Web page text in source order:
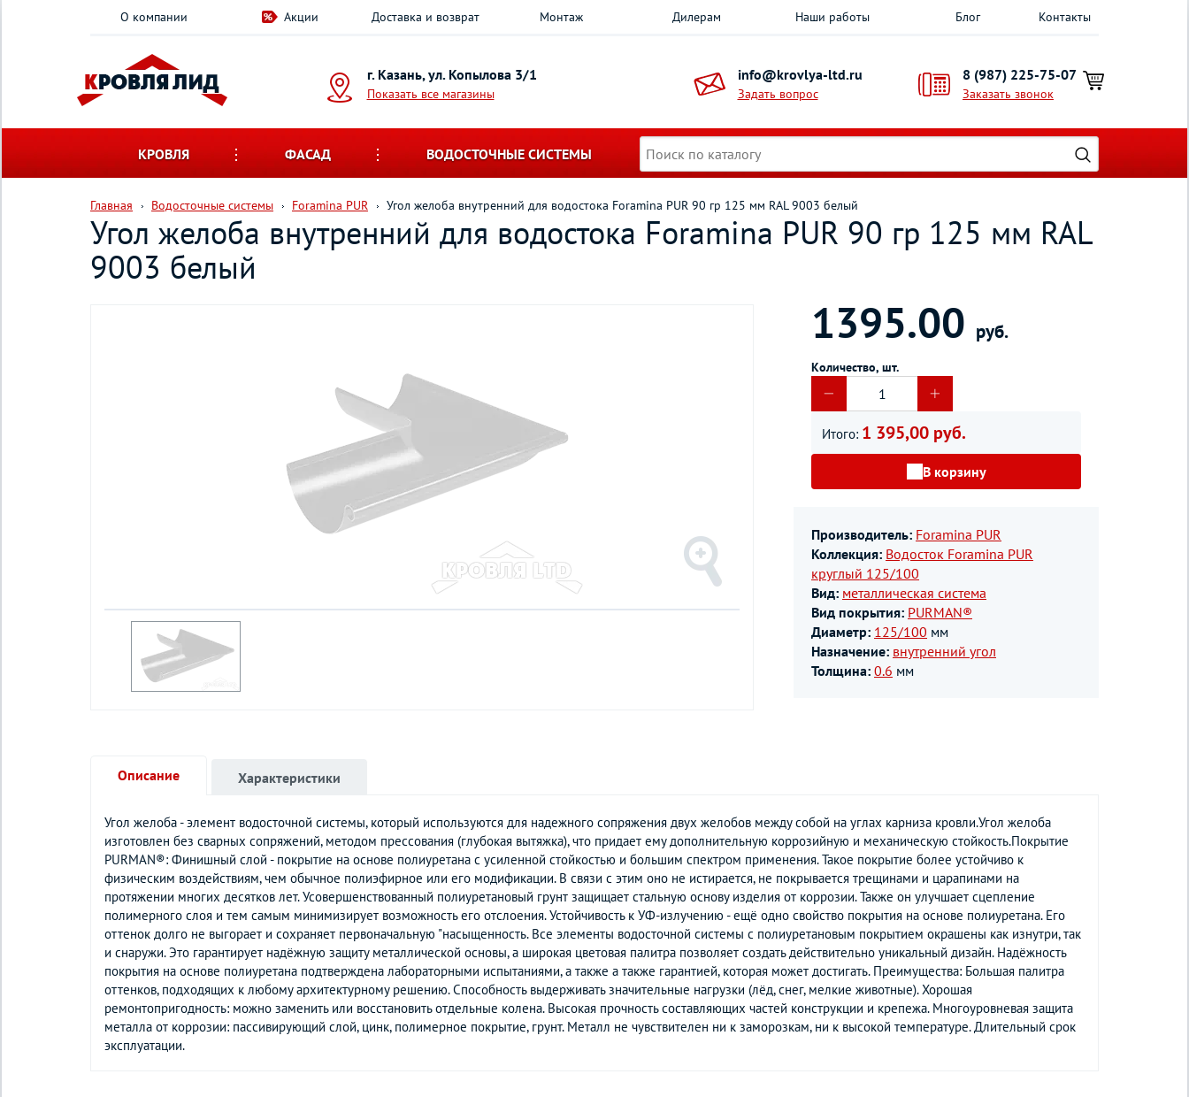
О компании Акции Доставка и возврат Монтаж Дилерам Наши работы Блог Контакты
г. Казань, ул. Копылова 3/1
Показать все магазины
info@krovlya-ltd.ru
Задать вопрос
8 (987) 225-75-07
Заказать звонок
КРОВЛЯ ФАСАД ВОДОСТОЧНЫЕ СИСТЕМЫ
Главная Водосточные системы Foramina PUR Угол желоба внутренний для водостока Foramina PUR 90 гр 125 мм RAL 9003 белый
Угол желоба внутренний для водостока Foramina PUR 90 гр 125 мм RAL
9003 белый
1395.00 руб.
Количество, шт.
Итого: 1 395,00 руб.
В корзину
Производитель: Foramina PUR
Коллекция: Водосток Foramina PUR
круглый 125/100
Вид: металлическая система
Вид покрытия: PURMAN®
Диаметр: 125/100 мм
Назначение: внутренний угол
Толщина: 0.6 мм
Описание
Угол желоба - элемент водосточной системы, который используются для надежного сопряжения двух желобов между собой на углах карниза кровли.Угол желоба
изготовлен без сварных сопряжений, методом прессования (глубокая вытяжка), что придает ему дополнительную коррозийную и механическую стойкость.Покрытие
PURMAN®: Финишный слой - покрытие на основе полиуретана с усиленной стойкостью и большим спектром применения. Такое покрытие более устойчиво к
физическим воздействиям, чем обычное полиэфирное или его модификации. В связи с этим оно не истирается, не покрывается трещинами и царапинами на
протяжении многих десятков лет. Усовершенствованный полиуретановый грунт защищает стальную основу изделия от коррозии. Также он улучшает сцепление
полимерного слоя и тем самым минимизирует возможность его отслоения. Устойчивость к УФ-излучению - ещё одно свойство покрытия на основе полиуретана. Его
оттенок долго не выгорает и сохраняет первоначальную "насыщенность. Все элементы водосточной системы с полиуретановым покрытием окрашены как изнутри, так
и снаружи. Это гарантирует надёжную защиту металлической основы, а широкая цветовая палитра позволяет создать действительно уникальный дизайн. Надёжность
покрытия на основе полиуретана подтверждена лабораторными испытаниями, а также а также гарантией, которая может достигать. Преимущества: Большая палитра
оттенков, подходящих к любому архитектурному решению. Способность выдерживать значительные нагрузки (лёд, снег, мелкие животные). Хорошая
ремонтопригодность: можно заменить или восстановить отдельные колена. Высокая прочность составляющих частей конструкции и крепежа. Многоуровневая защита
металла от коррозии: пассивирующий слой, цинк, полимерное покрытие, грунт. Металл не чувствителен ни к заморозкам, ни к высокой температуре. Длительный срок
эксплуатации.
Характеристики